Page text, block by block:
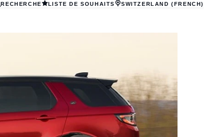
RECHERCHE LISTE DE SOUHAITS SWITZERLAND (FRENCH)